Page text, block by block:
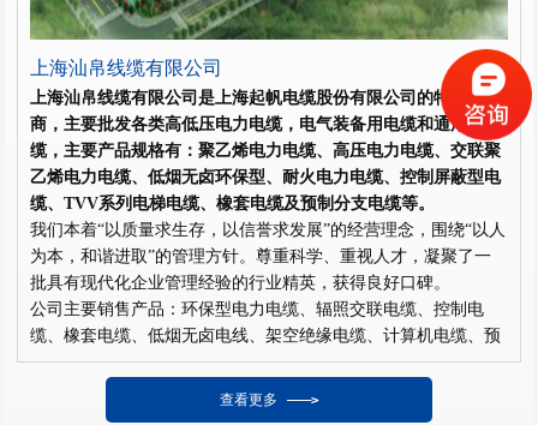
上海汕帛线缆有限公司
上海汕帛线缆有限公司是上海起帆电缆股份有限公司的特约经销
商，主要批发各类高低压电力电缆，电气装备用电缆和通用电
缆，主要产品规格有：聚乙烯电力电缆、高压电力电缆、交联聚
乙烯电力电缆、低烟无卤环保型、耐火电力电缆、控制屏蔽型电
缆、TVV系列电梯电缆、橡套电缆及预制分支电缆等。
我们本着“以质量求生存，以信誉求发展”的经营理念，围绕“以人
为本，和谐进取”的管理方针。尊重科学、重视人才，凝聚了一
批具有现代化企业管理经验的行业精英，获得良好口碑。
公司主要销售产品：环保型电力电缆、辐照交联电缆、控制电
缆、橡套电缆、低烟无卤电线、架空绝缘电缆、计算机电缆、预
制分支电缆、阻然耐火电缆等三十多个品种，一千多种规格，煤
形成了立足上海、深入全国、拓展海外的战略格局。
查看更多